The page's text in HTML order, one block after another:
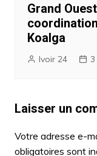
Grand
Koalga
Ivoir 24
Laisser un
Votre adresse e-
obligatoires sont